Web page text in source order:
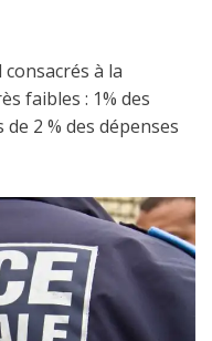
à la
faibles : 1% des
2 % des dépenses